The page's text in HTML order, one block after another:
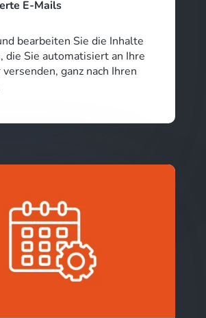
E-Mails
bearbeiten Sie die Inhalte
die Sie automatisiert an Ihre
ganz nach Ihren